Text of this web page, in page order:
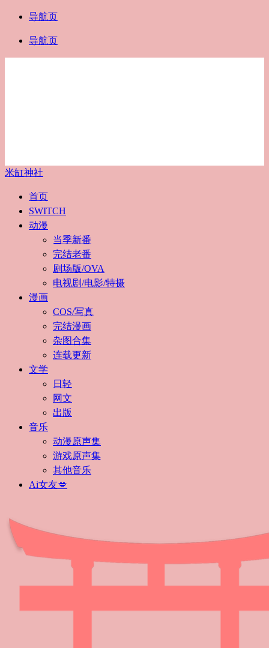
导航页
导航页
米缸神社
首页
SWITCH
动漫
当季新番
完结老番
剧场版/OVA
电视剧/电影/特摄
漫画
COS/写真
完结漫画
杂图合集
连载更新
文学
日轻
网文
出版
音乐
动漫原声集
游戏原声集
其他音乐
Ai女友💋